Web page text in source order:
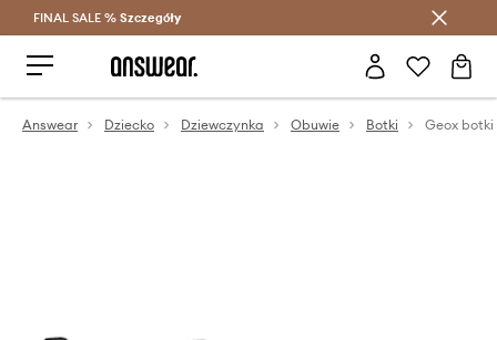
Oszczędzaj z Answear Club >
FINAL SALE % Szczegóły
Answear Dziecko Dziewczynka Obuwie Botki Geox botki